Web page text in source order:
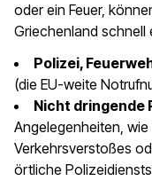
oder ein Feuer,
Griechenland schnell
Polizei,
(die EU-weite
Nicht dringende
Angelegenheiten,
Verkehrsverstoßes
örtliche